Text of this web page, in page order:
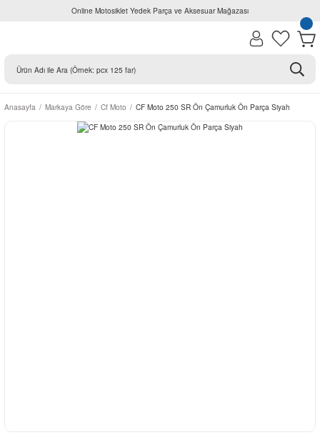
Online Motosiklet Yedek Parça ve Aksesuar Mağazası
Anasayfa Markaya Göre Cf Moto CF Moto 250 SR Ön Çamurluk Ön Parça Siyah